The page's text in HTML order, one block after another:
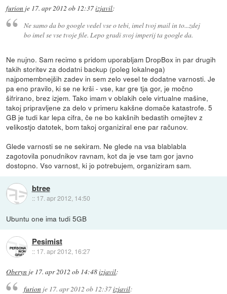
furion je 17. apr 2012 ob 12:37izjavil:
Ne samo da bo google vedel vse o tebi, imel tvoj mail in to...zdej
bo imel se vse tvoje file. Lepo gradi svoj imperij ta google da.
Ne nujno. Sam recimo s pridom uporabljam DropBox in par drugih
takih storitev za dodatni backup (poleg lokalnega)
najpomembnejših zadev in sem zelo vesel te dodatne varnosti. Je
pa eno pravilo, ki se ne krši - vse, kar gre tja gor, je močno
šifrirano, brez izjem. Tako imam v oblakih cele virtualne mašine,
takoj pripravljene za delo v primeru kakšne domače katastrofe. 5
GB je tudi kar lepa cifra, če ne bo kakšnih bedastih omejitev z
velikostjo datotek, bom takoj organiziral ene par računov.
Glede varnosti se ne sekiram. Ne glede na vsa blablabla
zagotovila ponudnikov ravnam, kot da je vse tam gor javno
dostopno. Vso varnost, ki jo potrebujem, organiziram sam.
btree
:: 17. apr 2012, 14:50
Ubuntu one ima tudi 5GB
Pesimist
:: 17. apr 2012, 16:27
Oberyn je 17. apr 2012 ob 14:48izjavil:
furionje 17. apr 2012 ob 12:37izjavil: